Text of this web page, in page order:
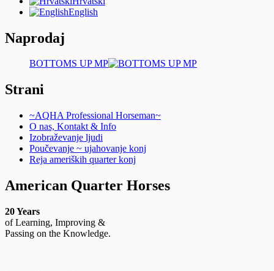
English
Naprodaj
BOTTOMS UP MP
Strani
~AQHA Professional Horseman~
O nas, Kontakt & Info
Izobraževanje ljudi
Poučevanje ~ ujahovanje konj
Reja ameriških quarter konj
American Quarter Horses
20 Years
of Learning, Improving &
Passing on the Knowledge.